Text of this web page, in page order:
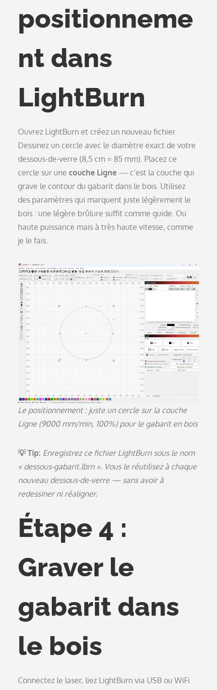
positionneme
nt dans
LightBurn
Ouvrez LightBurn et créez un nouveau fichier.
Dessinez un cercle avec le diamètre exact de votre
dessous-de-verre (8,5 cm = 85 mm). Placez ce
cercle sur unecouche Ligne — c’est la couche qui
grave le contour du gabarit dans le bois. Utilisez
des paramètres qui marquent juste légèrement le
bois : une légère brûlure suffit comme guide. Ou
haute puissance mais à très haute vitesse, comme
je le fais.
Le positionnement : juste un cercle sur la couche
Ligne (9000 mm/min, 100%) pour le gabarit en bois
💡 Tip: Enregistrez ce fichier LightBurn sous le nom
« dessous-gabarit.lbrn ». Vous le réutilisez à chaque
nouveau dessous-de-verre — sans avoir à
redessiner ni réaligner.
Étape 4 :
Graver le
gabarit dans
le bois
Connectez le laser, liez LightBurn via USB ou WiFi